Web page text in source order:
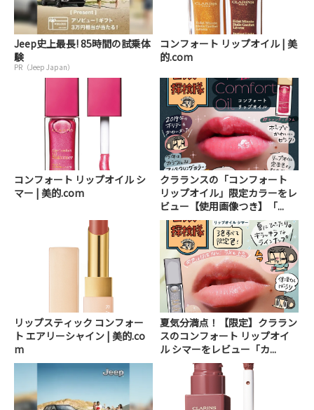
Jeep史上最長! 85時間の試乗体
験
PR（Jeep Japan）
コンフォート リップオイル | 美
的.com
コンフォート リップオイル シ
マー | 美的.com
クラランスの「コンフォート
リップオイル」限定カラーをレ
ビュー【使用画像つき】「...
リップスティック コンフォー
ト エアリーシャイン | 美的.co
m
夏気分満点！【限定】クララン
スのコンフォート リップオイ
ル シマーをレビュー「カ...